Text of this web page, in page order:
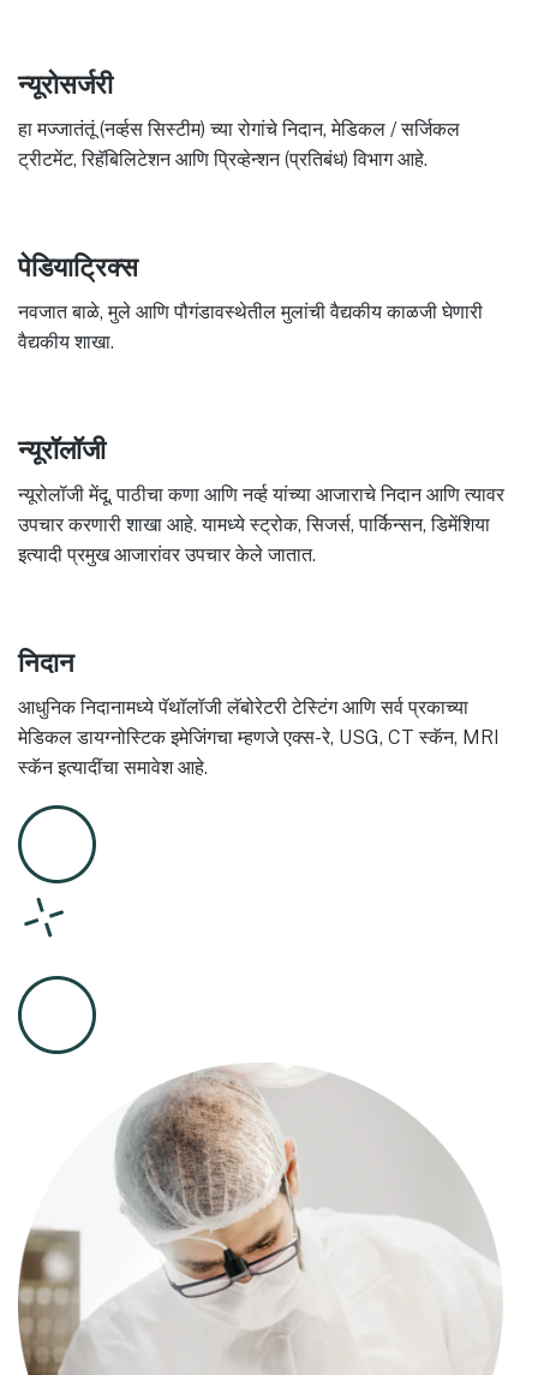
न्यूरोसर्जरी
हा मज्जातंतूं (नर्व्हस सिस्टीम) च्या रोगांचे निदान, मेडिकल / सर्जिकल
ट्रीटमेंट, रिहॅबिलिटेशन आणि प्रिव्हेन्शन (प्रतिबंध) विभाग आहे.
पेडियाट्रिक्स
नवजात बाळे, मुले आणि पौगंडावस्थेतील मुलांची वैद्यकीय काळजी घेणारी
वैद्यकीय शाखा.
न्यूरॉलॉजी
न्यूरोलॉजी मेंदू, पाठीचा कणा आणि नर्व्ह यांच्या आजाराचे निदान आणि त्यावर
उपचार करणारी शाखा आहे. यामध्ये स्ट्रोक, सिजर्स, पार्किन्सन, डिमेंशिया
इत्यादी प्रमुख आजारांवर उपचार केले जातात.
निदान
आधुनिक निदानामध्ये पॅथॉलॉजी लॅबोरेटरी टेस्टिंग आणि सर्व प्रकाच्या
मेडिकल डायग्नोस्टिक इमेजिंगचा म्हणजे एक्स-रे, USG, CT स्कॅन, MRI
स्कॅन इत्यादींचा समावेश आहे.